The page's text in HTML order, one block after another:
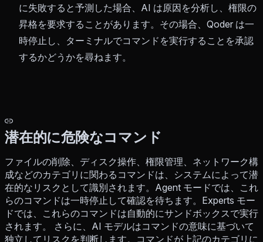
に失敗すると予測した場合、AI は原因を分析し、権限の
昇格を要求することがあります。その場合、Qoder は一
時停止し、ターミナルでコマンドを実行することを承認
するかどうかを尋ねます。
潜在的に危険なコマンド
ファイルの削除、ディスク操作、権限管理、ネットワーク構
成などのカテゴリに関わるコマンドは、システムによって潜
在的なリスクとして識別されます。Agent モードでは、これ
らのコマンドは一時停止して確認を待ちます。Experts モー
ドでは、これらのコマンドは自動的にサンドボックスで実行
されます。 さらに、AI モデルはコマンドの意味に基づいて
独立してリスクを判断します。コマンドが上記のカテゴリに